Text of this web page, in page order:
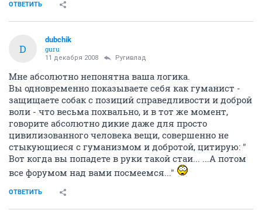
ОТВЕТИТЬ
D
dubchik
guru
11 декабря 2008 Ругивлад
Мне абсолютно непонятна ваша логика.
Вы одновременно показываете себя как гуманист -
защищаете собак с позиций справедливости и доброй
воли - что весьма похвально, и в тот же момент,
говорите абсолютно дикие даже для просто
цивилизованного человека вещи, совершенно не
стыкующиеся с гуманизмом и добротой, цитирую: "
Вот когда вы попадете в руки такой стаи... ...А потом
все форумом над вами посмеемся..."
ОТВЕТИТЬ